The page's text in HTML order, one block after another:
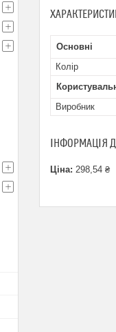
Основні
Колір
Виробник
ІНФОРМАЦІЯ
Ціна: 298,54 ₴